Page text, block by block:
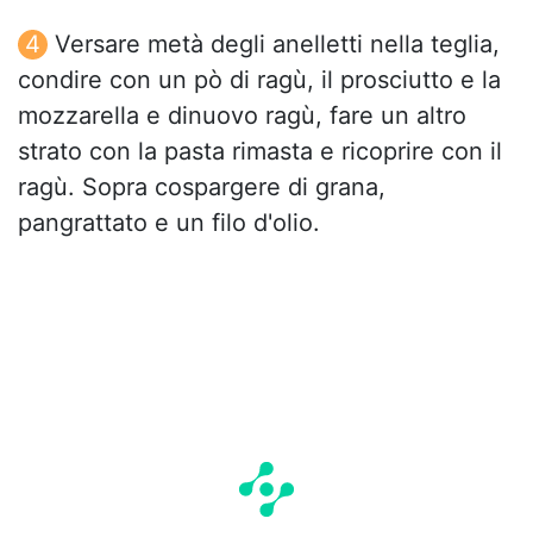
Versare metà degli anelletti nella teglia,
condire con un pò di ragù, il prosciutto e la
mozzarella e dinuovo ragù, fare un altro
strato con la pasta rimasta e ricoprire con il
ragù. Sopra cospargere di grana,
pangrattato e un filo d'olio.